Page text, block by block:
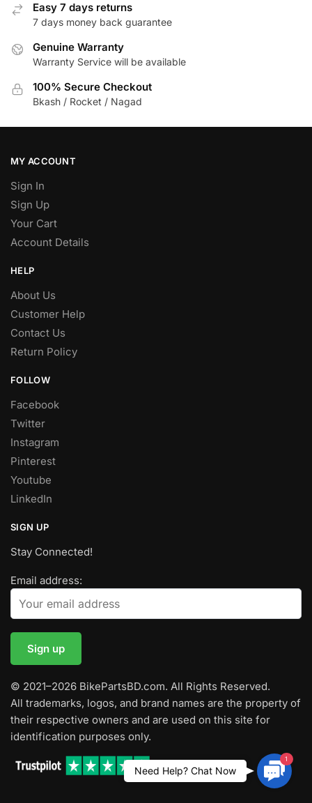
Easy 7 days returns
7 days money back guarantee
Genuine Warranty
Warranty Service will be available
100% Secure Checkout
Bkash / Rocket / Nagad
MY ACCOUNT
Sign In
Sign Up
Your Cart
Account Details
HELP
About Us
Customer Help
Contact Us
Return Policy
FOLLOW
Facebook
Twitter
Instagram
Pinterest
Youtube
LinkedIn
SIGN UP
Stay Connected!
Email address:
© 2021–2026 BikePartsBD.com. All Rights Reserved.
All trademarks, logos, and brand names are the property of
their respective owners and are used on this site for
identification purposes only.
1
Need Help? Chat Now